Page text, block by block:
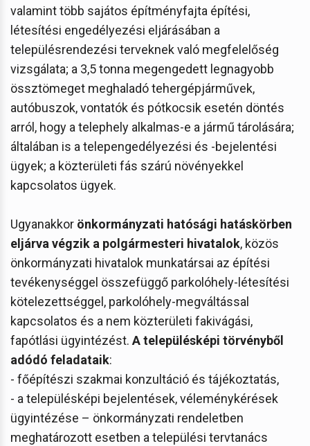
valamint több sajátos építményfajta építési,
létesítési engedélyezési eljárásában a
településrendezési terveknek való megfelelőség
vizsgálata; a 3,5 tonna megengedett legnagyobb
össztömeget meghaladó tehergépjárművek,
autóbuszok, vontatók és pótkocsik esetén döntés
arról, hogy a telephely alkalmas-e a jármű tárolására;
általában is a telepengedélyezési és -bejelentési
ügyek; a közterületi fás szárú növényekkel
kapcsolatos ügyek.
Ugyanakkor önkormányzati hatósági hatáskörben
eljárva végzik a polgármesteri hivatalok, közös
önkormányzati hivatalok munkatársai az építési
tevékenységgel összefüggő parkolóhely-létesítési
kötelezettséggel, parkolóhely-megváltással
kapcsolatos és a nem közterületi fakivágási,
fapótlási ügyintézést. A településképi törvényből
adódó feladataik:
- főépítészi szakmai konzultáció és tájékoztatás,
- a településképi bejelentések, véleménykérések
ügyintézése – önkormányzati rendeletben
meghatározott esetben a települési tervtanács